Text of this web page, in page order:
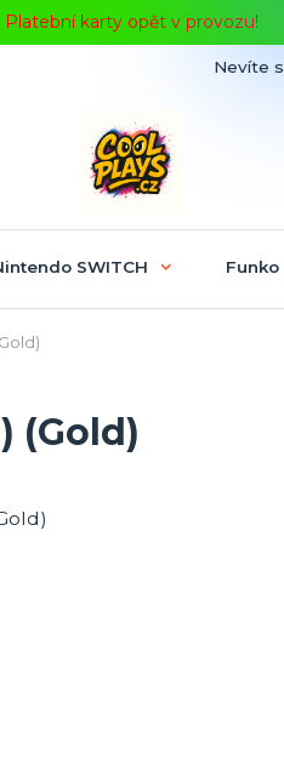
Platební karty opět v provozu!
Nevíte
SWITCH Funko
(Gold)